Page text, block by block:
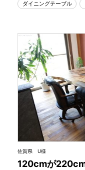
ダイニングテーブル
佐賀県 U様
120cmが